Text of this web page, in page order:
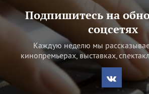
Подпишитесь на
соцсетях
Каждую неделю мы
кинопремьерах, выставках,